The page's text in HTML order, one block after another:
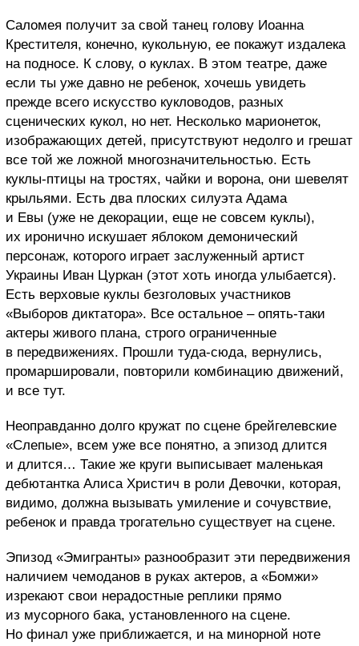
Саломея получит за свой танец голову Иоанна
Крестителя, конечно, кукольную, ее покажут издалека
на подносе. К слову, о куклах. В этом театре, даже
если ты уже давно не ребенок, хочешь увидеть
прежде всего искусство кукловодов, разных
сценических кукол, но нет. Несколько марионеток,
изображающих детей, присутствуют недолго и грешат
все той же ложной многозначительностью. Есть
куклы-птицы на тростях, чайки и ворона, они шевелят
крыльями. Есть два плоских силуэта Адама
и Евы (уже не декорации, еще не совсем куклы),
их иронично искушает яблоком демонический
персонаж, которого играет заслуженный артист
Украины Иван Цуркан (этот хоть иногда улыбается).
Есть верховые куклы безголовых участников
«Выборов диктатора». Все остальное – опять-таки
актеры живого плана, строго ограниченные
в передвижениях. Прошли туда-сюда, вернулись,
промаршировали, повторили комбинацию движений,
и все тут.
Неоправданно долго кружат по сцене брейгелевские
«Слепые», всем уже все понятно, а эпизод длится
и длится… Такие же круги выписывает маленькая
дебютантка Алиса Христич в роли Девочки, которая,
видимо, должна вызывать умиление и сочувствие,
ребенок и правда трогательно существует на сцене.
Эпизод «Эмигранты» разнообразит эти передвижения
наличием чемоданов в руках актеров, а «Бомжи»
изрекают свои нерадостные реплики прямо
из мусорного бака, установленного на сцене.
Но финал уже приближается, и на минорной ноте